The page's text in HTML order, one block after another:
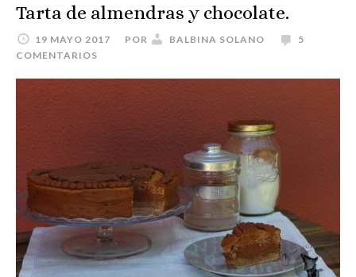
Tarta de almendras y chocolate.
19 MAYO 2017 POR BALBINA SOLANO
5
COMENTARIOS